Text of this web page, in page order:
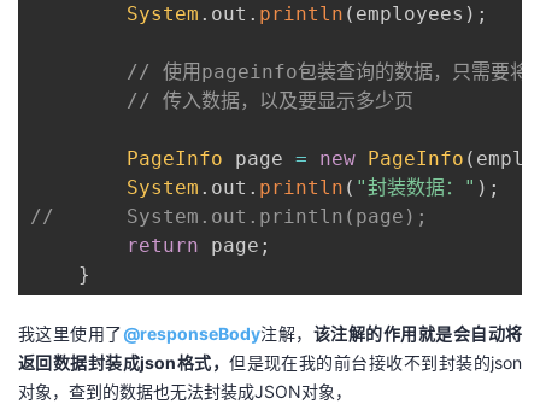
System . out . println ( employees ) ;
// 使用pageinfo包装查询的数据，只需要将
// 传入数据，以及要显示多少页
PageInfo page = new PageInfo (
System . out . println ( "封装数据：" ) ;
//		System.out.println(page);
return page ;
}
我这里使用了@responseBody注解， 该注解的作用就是会自动将
返回数据封装成json格式，但是现在我的前台接收不到封装的json
对象，查到的数据也无法封装成JSON对象，